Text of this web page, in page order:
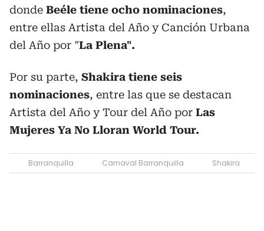
donde Beéle tiene ocho nominaciones,
entre ellas Artista del Año y Canción Urbana
del Año por "La Plena".
Por su parte, Shakira tiene seis
nominaciones, entre las que se destacan
Artista del Año y Tour del Año por Las
Mujeres Ya No Lloran World Tour.
Barranquilla Carnaval Barranquilla Shakira